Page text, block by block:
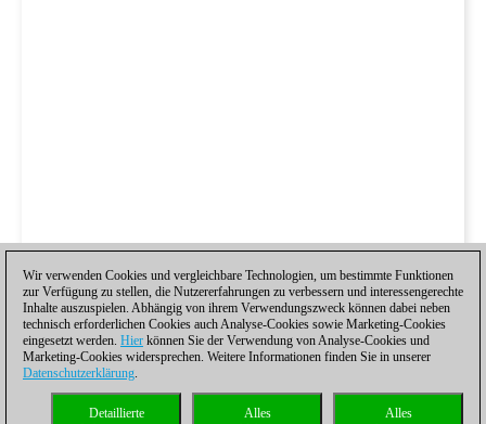
Wir verwenden Cookies und vergleichbare Technologien, um bestimmte Funktionen
zur Verfügung zu stellen, die Nutzererfahrungen zu verbessern und interessengerechte
Inhalte auszuspielen. Abhängig von ihrem Verwendungszweck können dabei neben
technisch erforderlichen Cookies auch Analyse-Cookies sowie Marketing-Cookies
eingesetzt werden. Hier können Sie der Verwendung von Analyse-Cookies und
Marketing-Cookies widersprechen. Weitere Informationen finden Sie in unserer
Datenschutzerklärung.
Alles
Alles
Detaillierte